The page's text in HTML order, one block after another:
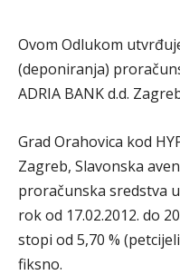
Ovom Odlukom
(deponiranja)
ADRIA BANK d.d.
Grad Orahovica kod
Zagreb, Slavonska
proračunska sredstva
rok od 17.02.2012. do
stopi od 5,70 %
fiksno.